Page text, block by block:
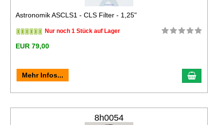
Astronomik ASCLS1 - CLS Filter - 1,25"
Nur noch 1 Stück auf Lager
EUR 79,00
Mehr Infos...
8h0054